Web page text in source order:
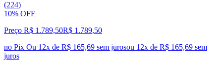
(224)
10% OFF
Preço R$ 1.789,50R$ 1.789,50
no Pix Ou 12x de R$ 165,69 sem jurosou 12x de R$ 165,69 sem
juros